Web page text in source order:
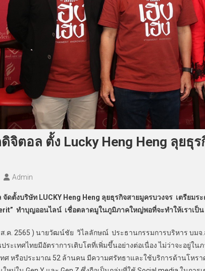
จิตอล ตั้ง Lucky Heng Heng ลุยธุ
Admin
จัดตั้งบริษัท LUCKY Heng Heng ลุยธุรกิจสายมูครบวงจร เตรียม
ทำบุญออนไลน์ เชื่อตลาดมูในภูมิภาคใหญ่พอที่จะทำให้เราเป็น
2565 ) นายวัฒน์ชัย วิไลลักษณ์ ประธานกรรมการบริหาร บมจ.ส
ระเทศไทยมีอัตราการเติบโตที่เพิ่มขึ้นอย่างต่อเนื่อง ไม่ว่าจะอยู่ใน
ศ หรือประมาณ 52 ล้านคน มีความศรัทธาและใช้บริการด้านโหรา